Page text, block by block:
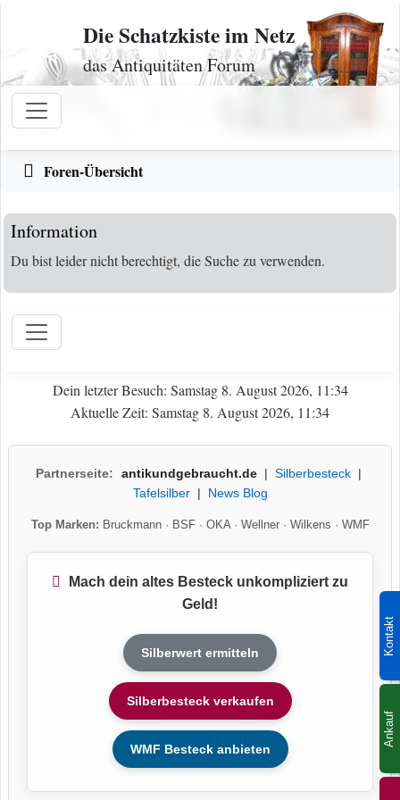
Kontakt
Ankauf
Zum Inhalt
Die Schatzkiste im Netz
das Antiquitäten Forum
Foren-Übersicht
Information
Du bist leider nicht berechtigt, die Suche zu verwenden.
Dein letzter Besuch: Samstag 8. August 2026, 11:34
Aktuelle Zeit: Samstag 8. August 2026, 11:34
Partnerseite: antikundgebraucht.de| Silberbesteck|
Tafelsilber| News Blog
Top Marken: Bruckmann· BSF· OKA· Wellner· Wilkens · WMF
Mach dein altes Besteck unkompliziert zu
Geld!
Silberwert ermitteln
Silberbesteck verkaufen
WMF Besteck anbieten